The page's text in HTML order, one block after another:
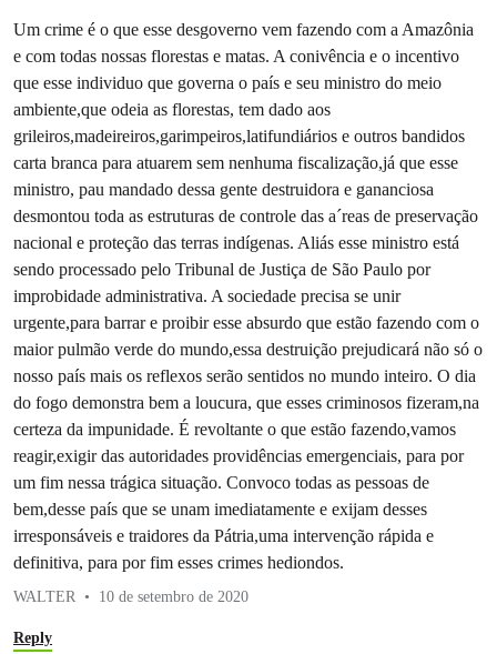
Um crime é o que esse desgoverno vem fazendo com a Amazônia
e com todas nossas florestas e matas. A conivência e o incentivo
que esse individuo que governa o país e seu ministro do meio
ambiente,que odeia as florestas, tem dado aos
grileiros,madeireiros,garimpeiros,latifundiários e outros bandidos
carta branca para atuarem sem nenhuma fiscalização,já que esse
ministro, pau mandado dessa gente destruidora e gananciosa
desmontou toda as estruturas de controle das a´reas de preservação
nacional e proteção das terras indígenas. Aliás esse ministro está
sendo processado pelo Tribunal de Justiça de São Paulo por
improbidade administrativa. A sociedade precisa se unir
urgente,para barrar e proibir esse absurdo que estão fazendo com o
maior pulmão verde do mundo,essa destruição prejudicará não só o
nosso país mais os reflexos serão sentidos no mundo inteiro. O dia
do fogo demonstra bem a loucura, que esses criminosos fizeram,na
certeza da impunidade. É revoltante o que estão fazendo,vamos
reagir,exigir das autoridades providências emergenciais, para por
um fim nessa trágica situação. Convoco todas as pessoas de
bem,desse país que se unam imediatamente e exijam desses
irresponsáveis e traidores da Pátria,uma intervenção rápida e
definitiva, para por fim esses crimes hediondos.
WALTER 10 de setembro de 2020
Reply